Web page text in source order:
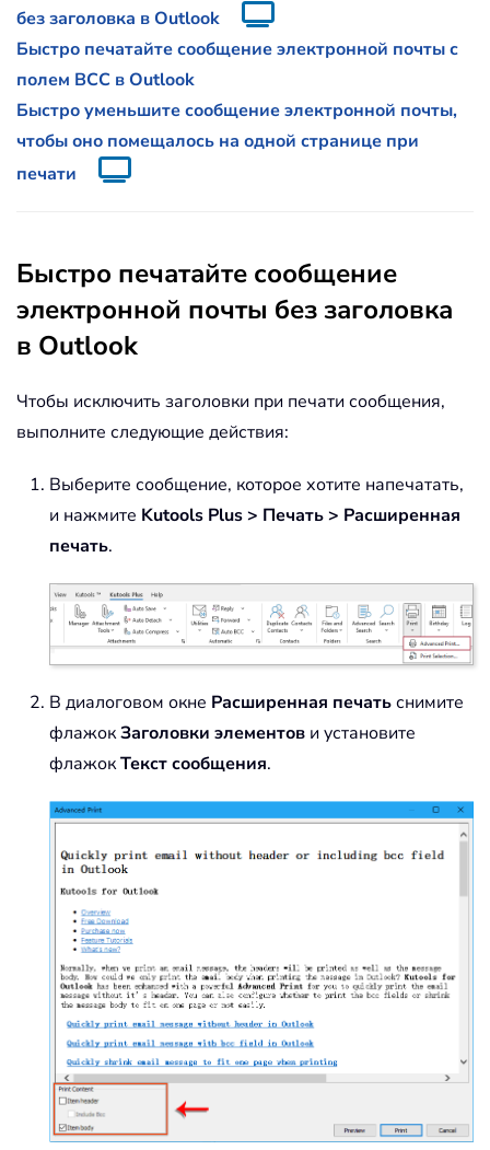
без заголовка в Outlook
Быстро печатайте сообщение электронной почты с
полем BCC в Outlook
Быстро уменьшите сообщение электронной почты,
чтобы оно помещалось на одной странице при
печати
Быстро печатайте сообщение
электронной почты без заголовка
в Outlook
Чтобы исключить заголовки при печати сообщения,
выполните следующие действия:
Выберите сообщение, которое хотите напечатать,
и нажмите Kutools Plus > Печать > Расширенная
печать.
В диалоговом окне Расширенная печатьснимите
флажокЗаголовки элементов и установите
флажокТекст сообщения.